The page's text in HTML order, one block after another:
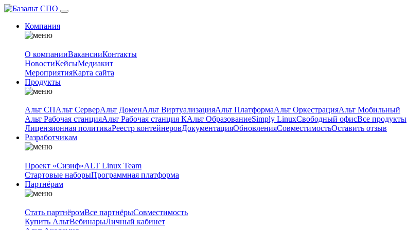
Компания
О компанииВакансииКонтакты
НовостиКейсыМедиакит
МероприятияКарта сайта
Продукты
Альт СПАльт СерверАльт ДоменАльт ВиртуализацияАльт ПлатформаАльт ОркестрацияАльт Мобильный
Альт Рабочая станцияАльт Рабочая станция КАльт ОбразованиеSimply LinuxСвободный офисВсе продукты
Лицензионная политикаРеестр контейнеровДокументацияОбновленияСовместимостьОставить отзыв
Разработчикам
Проект «Сизиф»ALT Linux Team
Стартовые наборыПрограммная платформа
Партнёрам
Стать партнёромВсе партнёрыСовместимость
Купить АльтВебинарыЛичный кабинет